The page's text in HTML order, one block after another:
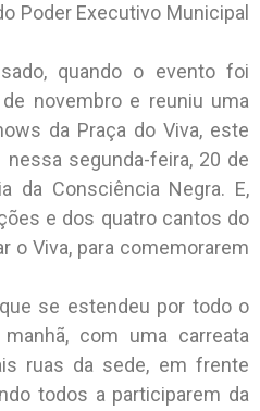
Poder Executivo Municipal
quando o evento foi
novembro e reuniu uma
da Praça do Viva, este
segunda-feira, 20 de
da Consciência Negra. E,
e dos quatro cantos do
o Viva, para comemorarem
se estendeu por todo o
com uma carreata
ruas da sede, em frente
todos a participarem da